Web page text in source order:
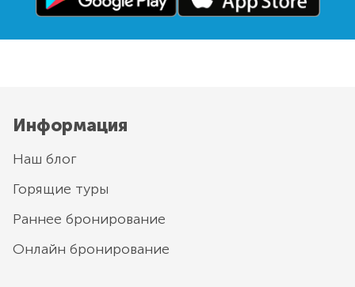
Информация
Наш блог
Горящие туры
Раннее бронирование
Онлайн бронирование